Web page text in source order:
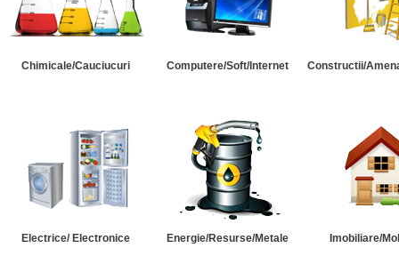
Chimicale/Cauciucuri Computere/Soft/Internet Constructii/
Electrice/ Electronice Energie/Resurse/Metale Imobiliare/